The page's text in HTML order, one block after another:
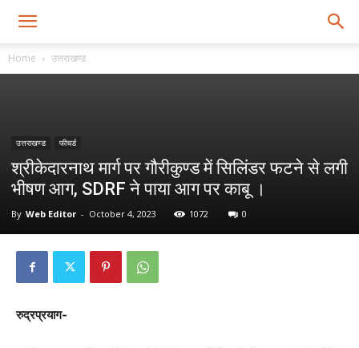
Home उत्तराखण्ड
उत्तराखण्ड फीचर्ड
श्रीकेदारनाथ मार्ग पर गौरीकुण्ड में सिलिंडर फटने से लगी
भीषण आग, SDRF ने पाया आग पर काबू ।
By Web Editor - October 4, 2023 1072 0
रुद्रप्रयाग-